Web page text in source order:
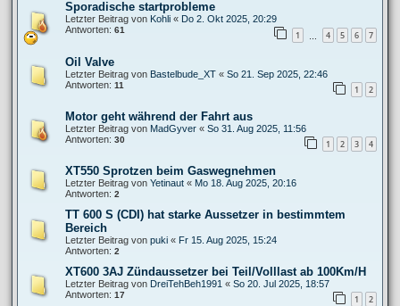
Sporadische startprobleme
Letzter Beitrag von Kohli « Do 2. Okt 2025, 20:29
Antworten: 61 1 4 5 6 7
Oil Valve
Letzter Beitrag von Bastelbude_XT « So 21. Sep 2025, 22:46
Antworten: 11 1 2
Motor geht während der Fahrt aus
Letzter Beitrag von MadGyver « So 31. Aug 2025, 11:56
Antworten: 30 1 2 3 4
XT550 Sprotzen beim Gaswegnehmen
Letzter Beitrag von Yetinaut « Mo 18. Aug 2025, 20:16
Antworten: 2
TT 600 S (CDI) hat starke Aussetzer in bestimmtem
Bereich
Letzter Beitrag von puki « Fr 15. Aug 2025, 15:24
Antworten: 2
XT600 3AJ Zündaussetzer bei Teil/Volllast ab 100Km/H
Letzter Beitrag von DreiTehBeh1991 « So 20. Jul 2025, 18:57
Antworten: 17 1 2